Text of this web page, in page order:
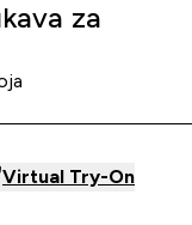
za
Virtual Try-On